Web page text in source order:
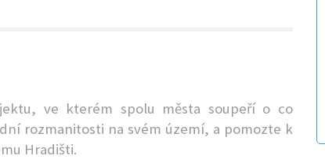
ve kterém spolu města soupeří o co
rozmanitosti na svém území, a pomozte k
Hradišti.